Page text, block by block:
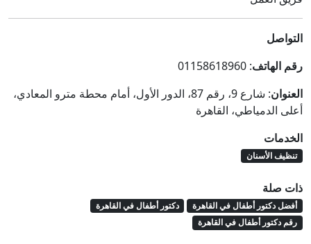
التواصل
رقم الهاتف: 01158618960
العنوان
: شارع 9، رقم 87، الدور الأول، أمام محطة مترو المعادي،
أعلى الدمياطي، القاهرة
الخدمات
تنظيف الأسنان
ذات صلة
أفضل دكتور أطفال في القاهرة
دكتور أطفال في القاهرة
رقم دكتور أطفال في القاهرة